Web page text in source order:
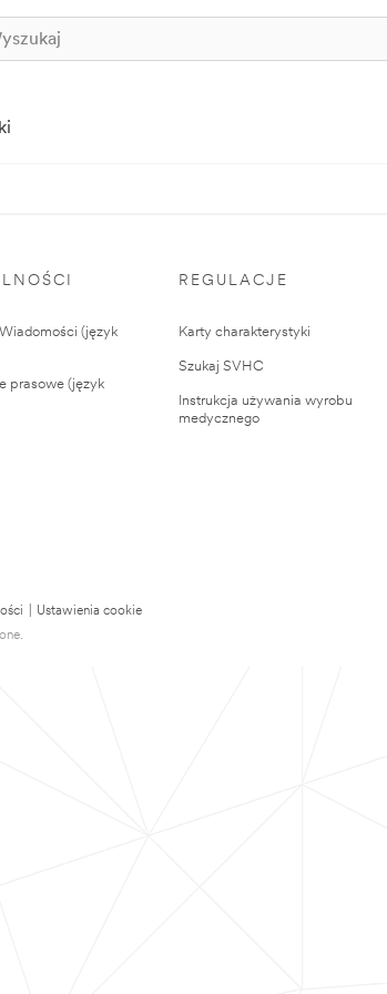
(język
prasowe (język
REGULACJE
Karty charakterystyki
Szukaj SVHC
Instrukcja używania wyrobu
medycznego
Ustawienia cookie